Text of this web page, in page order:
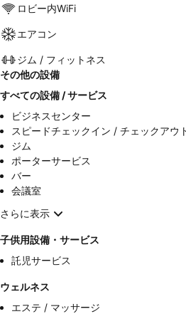
ロビー内WiFi
エアコン
ジム / フィットネス
その他の設備
すべての設備 / サービス
ビジネスセンター
スピードチェックイン / チェックアウ
ジム
ポーターサービス
バー
会議室
さらに表示
子供用設備・サービス
託児サービス
ウェルネス
エステ / マッサージ